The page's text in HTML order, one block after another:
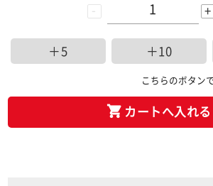
- +
＋5 ＋10
こちらのボタン
カートへ入れる